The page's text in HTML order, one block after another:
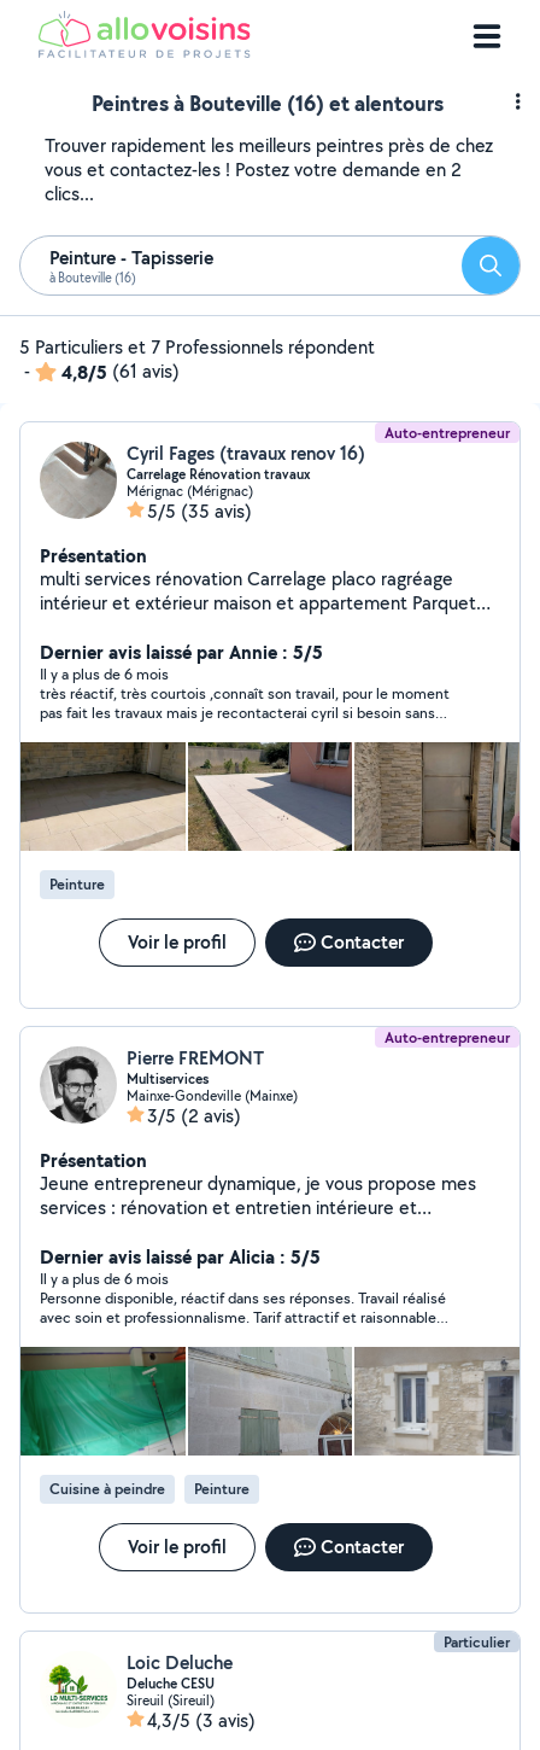
Peintres à Bouteville (16) et alentours
Trouver rapidement les meilleurs peintres près de chez
vous et contactez-les ! Postez votre demande en 2
clics...
Peinture - Tapisserie
à Bouteville (16)
5 Particuliers et 7 Professionnels répondent
-
4,8/5 (61 avis)
Auto-entrepreneur
Cyril Fages (travaux renov 16)
Carrelage Rénovation travaux
Mérignac (Mérignac)
5/5 (35 avis)
Présentation
multi services rénovation Carrelage placo ragréage
intérieur et extérieur maison et appartement Parquet
projets
Dernier avis laissé par Annie : 5/5
Il y a plus de 6 mois
très réactif, très courtois ,connaît son travail, pour le moment
pas fait les travaux mais je recontacterai cyril si besoin sans
Peinture
Voir le profil Contacter
Auto-entrepreneur
Pierre FREMONT
Multiservices
Mainxe-Gondeville (Mainxe)
3/5 (2 avis)
Présentation
Jeune entrepreneur dynamique, je vous propose mes
services : rénovation et entretien intérieure et
Dernier avis laissé par Alicia : 5/5
Il y a plus de 6 mois
Personne disponible, réactif dans ses réponses. Travail réalisé
avec soin et professionnalisme. Tarif attractif et raisonnable
personne.
Cuisine à peindre Peinture
Voir le profil Contacter
Particulier
Loic Deluche
Deluche CESU
Sireuil (Sireuil)
4,3/5 (3 avis)